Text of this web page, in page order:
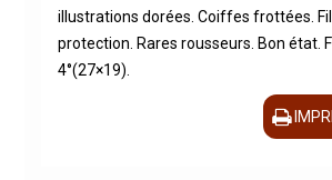
illustrations dorées. Coiffes frottées.
protection. Rares rousseurs. Bon état.
4°(27×19).